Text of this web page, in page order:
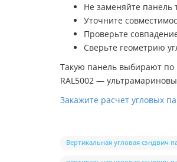
Не заменяйте панель
Уточните
Проверьте
Сверьте геометрию
Такую панель выбирают по
RAL5002 —
Закажите расчет угловых
Вертикальная угловая сэндвич